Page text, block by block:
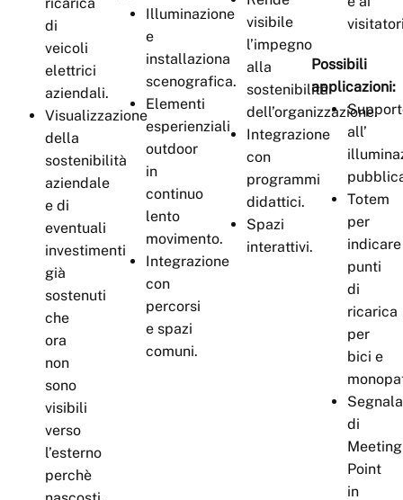
di
veicoli
elettrici
aziendali.
Visualizzazione
della
sostenibilità
aziendale
e di
eventuali
investimenti
già
sostenuti
che
ora
non
sono
visibili
verso
l’esterno
perchè
Illuminazione
e
installaziona
scenografica.
Elementi
esperienziali
outdoor
in
continuo
lento
movimento.
Integrazione
con
percorsi
e spazi
comuni.
visibile
l’impegno
alla
sostenibilità
dell’organizzazione.
Integrazione
con
programmi
didattici.
Spazi
interattivi.
Possibili
applicazioni:
all’
Totem
per
indicare
punti
di
ricarica
per
bici e
di
Meeting
Point
in